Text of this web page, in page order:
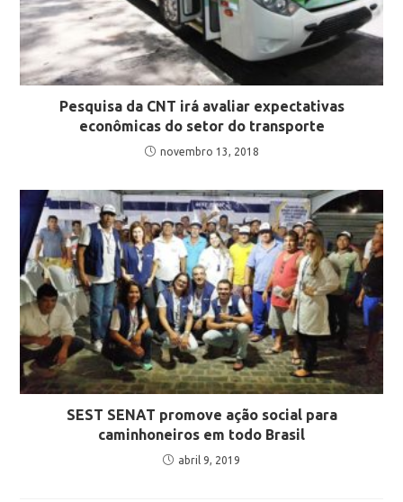
Pesquisa da CNT irá avaliar expectativas
econômicas do setor do transporte
novembro 13, 2018
SEST SENAT promove ação social para
caminhoneiros em todo Brasil
abril 9, 2019